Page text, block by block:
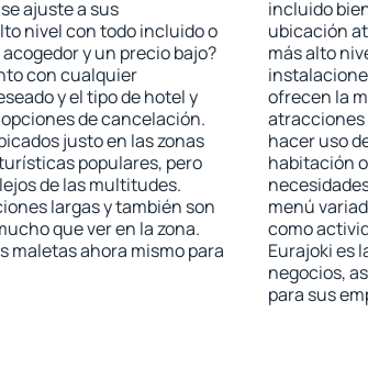
ajuste a sus
nivel con todo incluido o
y un precio bajo?
con cualquier
y el tipo de hotel y
de cancelación.
justo en las zonas
populares, pero
de las multitudes.
largas y también son
que ver en la zona.
maletas ahora mismo para
incluido
ubicación
más alto
ofrecen la
atracciones
hacer uso
habitación
menú
como
Eurajoki es
negocios,
para sus